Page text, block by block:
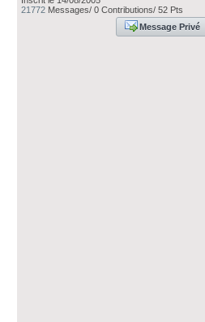
21772 Messages/ 0 Contributions/ 52 Pts
Message Privé